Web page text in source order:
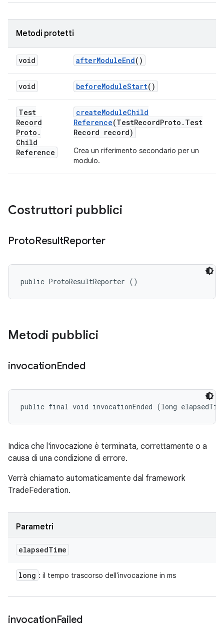
Metodi protetti
void afterModuleEnd()
void beforeModuleStart()
Test
Record
Proto .
Child
Reference
createModuleChild
Reference(TestRecordProto . Test
Record record)
Crea un riferimento secondario per un
modulo.
Costruttori pubblici
ProtoResultReporter
public ProtoResultReporter ()
Metodi pubblici
invocationEnded
public final void invocationEnded (long
Indica che l'invocazione è terminata, correttamente o a
causa di una condizione di errore.
Verrà chiamato automaticamente dal framework
TradeFederation.
Parametri
elapsedTime
long : il tempo trascorso dell'invocazione in ms
invocationFailed